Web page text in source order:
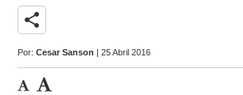
share
Por:Cesar Sanson | 25 Abril 2016